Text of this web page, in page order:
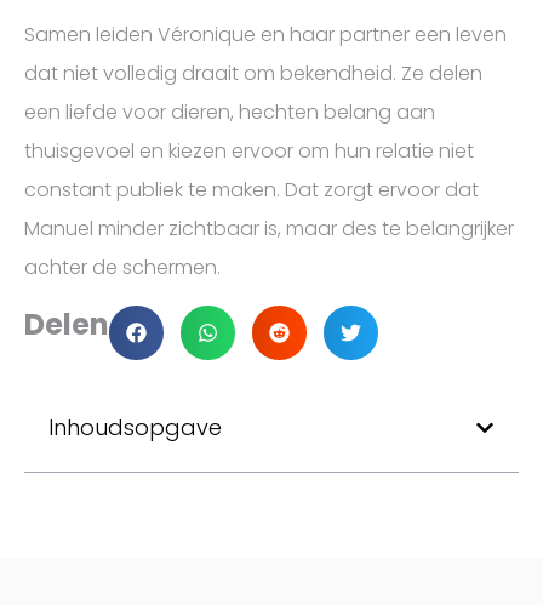
Samen leiden Véronique en haar partner een leven
dat niet volledig draait om bekendheid. Ze delen
een liefde voor dieren, hechten belang aan
thuisgevoel en kiezen ervoor om hun relatie niet
constant publiek te maken. Dat zorgt ervoor dat
Manuel minder zichtbaar is, maar des te belangrijker
achter de schermen.
Delen
Inhoudsopgave